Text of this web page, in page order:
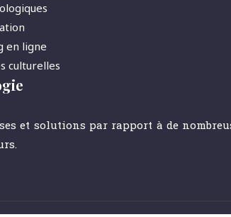
en ligne
culturelles
et solutions par rapport à de